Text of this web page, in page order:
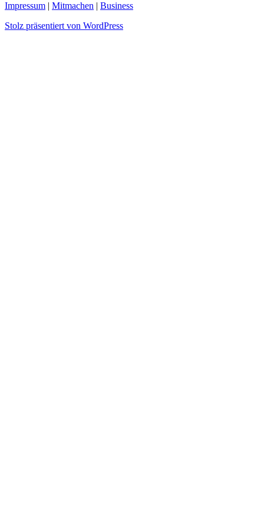
Impressum | Mitmachen | Business
Stolz präsentiert von WordPress